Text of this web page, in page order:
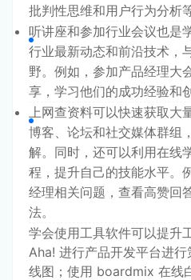
批判性思维和用户行为分析
听讲座和参加行业会议也是
行业最新动态和前沿技术，
野。例如，参加产品经理大
享，学习他们的成功经验和
上网查资料可以快速获取大
博客、论坛和社交媒体群组
解。同时，还可以利用在线
程，提升自己的技能水平。
经理相关问题，查看高赞回
法。
学会使用工具软件可以提升
Aha! 进行产品开发平台进
线图；使用 boardmix 在线